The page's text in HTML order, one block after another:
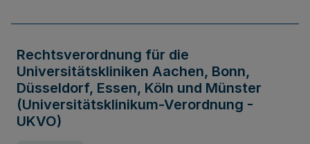
Rechtsverordnung für die
Universitätskliniken Aachen, Bonn,
Düsseldorf, Essen, Köln und Münster
(Universitätsklinikum-Verordnung -
UKVO)